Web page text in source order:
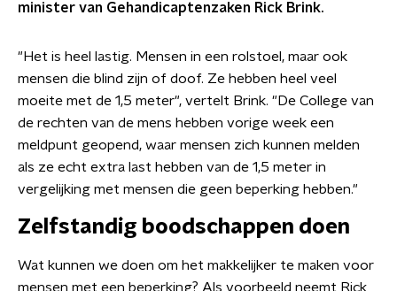
minister van Gehandicaptenzaken Rick Brink.
"Het is heel lastig. Mensen in een rolstoel, maar ook
mensen die blind zijn of doof. Ze hebben heel veel
moeite met de 1,5 meter", vertelt Brink. "De College van
de rechten van de mens hebben vorige week een
meldpunt geopend, waar mensen zich kunnen melden
als ze echt extra last hebben van de 1,5 meter in
vergelijking met mensen die geen beperking hebben."
Zelfstandig boodschappen doen
Wat kunnen we doen om het makkelijker te maken voor
mensen met een beperking? Als voorbeeld neemt Rick